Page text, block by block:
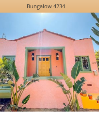
Bungalow 4234